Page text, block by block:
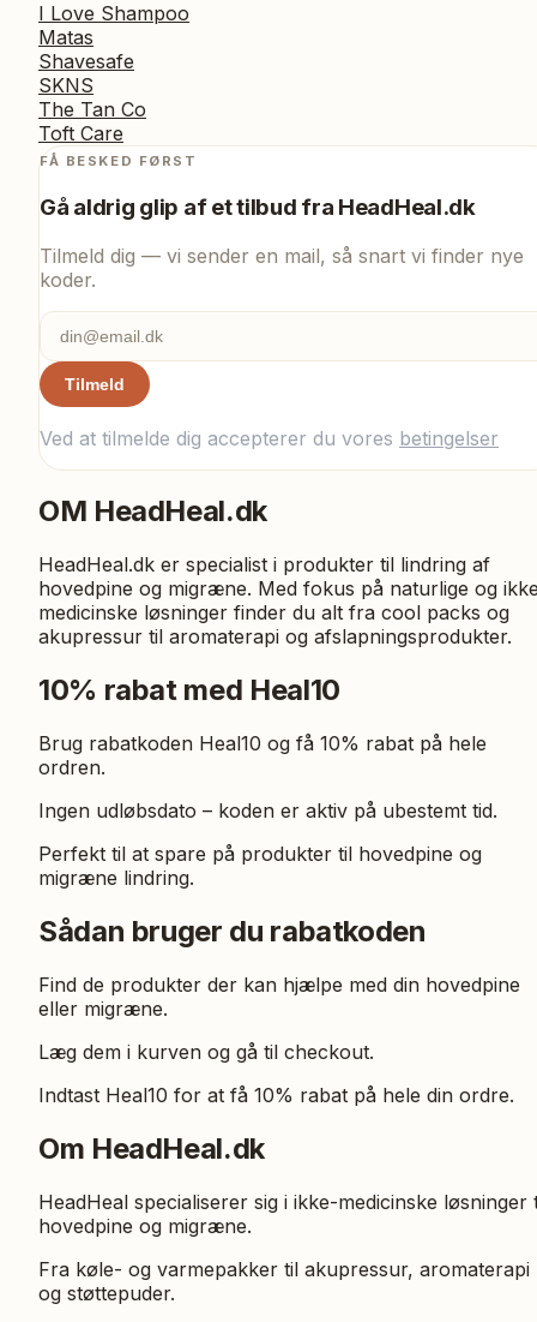
I Love Shampoo
Matas
Shavesafe
SKNS
The Tan Co
Toft Care
FÅ BESKED FØRST
Gå aldrig glip af et tilbud fra HeadHeal.dk
Tilmeld dig — vi sender en mail, så snart vi finder nye
koder.
Tilmeld
Ved at tilmelde dig accepterer du vores betingelser
OM HeadHeal.dk
HeadHeal.dk er specialist i produkter til lindring af
hovedpine og migræne. Med fokus på naturlige og
medicinske løsninger finder du alt fra cool packs og
akupressur til aromaterapi og afslapningsprodukter.
10% rabat med Heal10
Brug rabatkoden Heal10 og få 10% rabat på hele
ordren.
Ingen udløbsdato – koden er aktiv på ubestemt tid.
Perfekt til at spare på produkter til hovedpine og
migræne lindring.
Sådan bruger du rabatkoden
Find de produkter der kan hjælpe med din hovedpine
eller migræne.
Læg dem i kurven og gå til checkout.
Indtast Heal10 for at få 10% rabat på hele din ordre.
Om HeadHeal.dk
HeadHeal specialiserer sig i ikke-medicinske løsninger
hovedpine og migræne.
Fra køle- og varmepakker til akupressur, aromaterapi
og støttepuder.